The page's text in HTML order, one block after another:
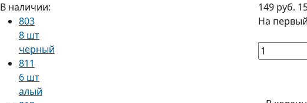
В наличии:
803
8 шт
черный
811
6 шт
алый
149 руб.
На